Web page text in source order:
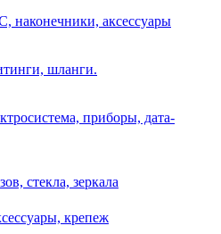
наконечники, аксессуары
шланги.
приборы, дата-
стекла, зеркала
крепеж